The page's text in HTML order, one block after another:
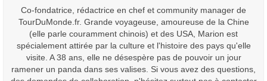
Co-fondatrice, rédactrice en chef et community manager de
TourDuMonde.fr. Grande voyageuse, amoureuse de la Chine
(elle parle couramment chinois) et des USA, Marion est
spécialement attirée par la culture et l'histoire des pays qu'elle
visite. A 38 ans, elle ne désespère pas de pouvoir un jour
ramener un panda dans ses valises. Si vous avez des questions,